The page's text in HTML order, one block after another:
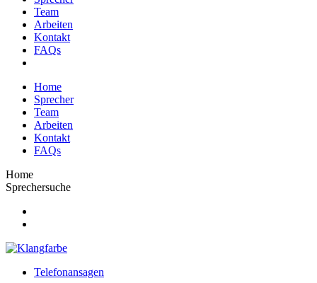
Team
Arbeiten
Kontakt
FAQs
Home
Sprecher
Team
Arbeiten
Kontakt
FAQs
Home
Sprechersuche
Telefonansagen